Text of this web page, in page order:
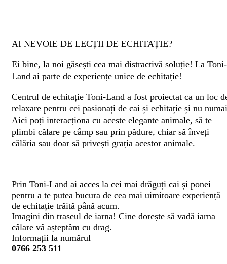
AI NEVOIE DE LECȚII DE ECHITAȚIE?
Ei bine, la noi găsești cea mai distractivă soluție! La Toni-
Land ai parte de experiențe unice de echitație!
Centrul de echitație Toni-Land a fost proiectat ca un loc
relaxare pentru cei pasionați de cai și echitație și nu
Aici poți interacționa cu aceste elegante animale, să te
plimbi călare pe câmp sau prin pădure, chiar să înveți
călăria sau doar să privești grația acestor animale.
Prin Toni-Land ai acces la cei mai drăguți cai și ponei
pentru a te putea bucura de cea mai uimitoare experiență
de echitație trăită până acum.
Imagini din traseul de iarna! Cine dorește să vadă iarna
călare vă așteptăm cu drag.
Informații la numărul
0766 253 511